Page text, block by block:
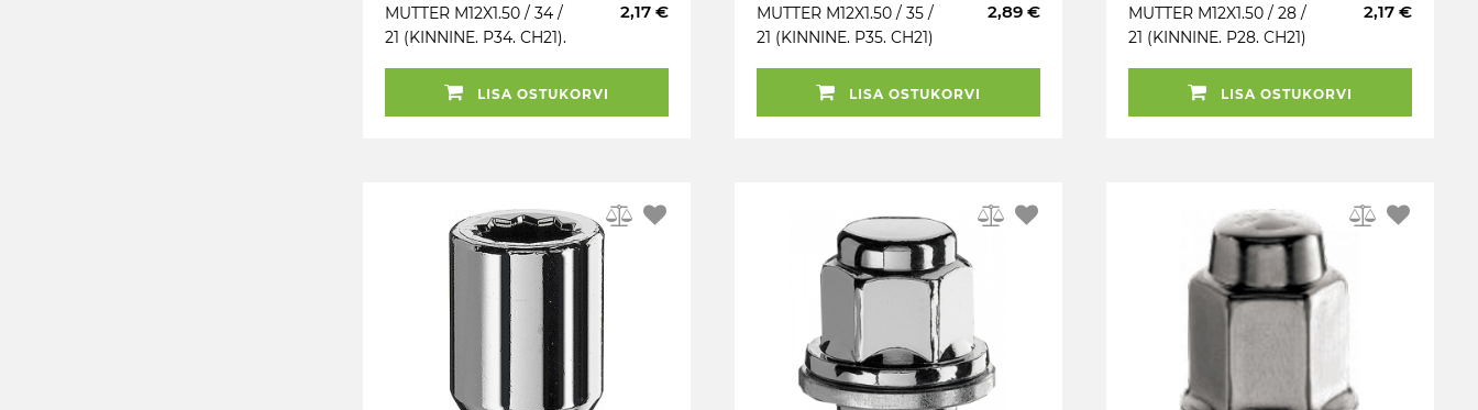
MUTTER M12X1.50 / 34 /
21 (KINNINE. P34. CH21).
2,17 €
LISA OSTUKORVI
MUTTER M12X1.50 / 35 /
21 (KINNINE. P35. CH21)
KROOMITUD.
2,89 €
LISA OSTUKORVI
MUTTER M12X1.50 / 28 /
21 (KINNINE. P28. CH21)
KROOMITUD
2,17 €
LISA OSTUKORVI